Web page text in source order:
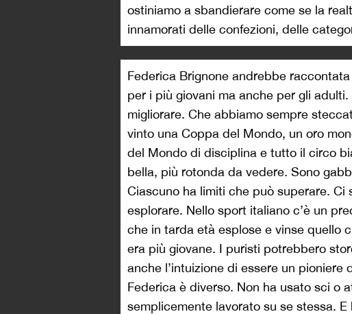
ostiniamo a sbandierare come se la
innamorati delle confezioni, delle
Federica Brignone andrebbe
per i più giovani ma anche per gli
migliorare. Che abbiamo sempre
vinto una Coppa del Mondo, un oro
del Mondo di disciplina e tutto il circo
bella, più rotonda da vedere. Sono
Ciascuno ha limiti che può superare.
esplorare. Nello sport italiano c’è un
che in tarda età esplose e vinse quello
era più giovane. I puristi potrebbero
anche l’intuizione di essere un pioniere
Federica è diverso. Non ha usato sci o
semplicemente lavorato su se stessa.